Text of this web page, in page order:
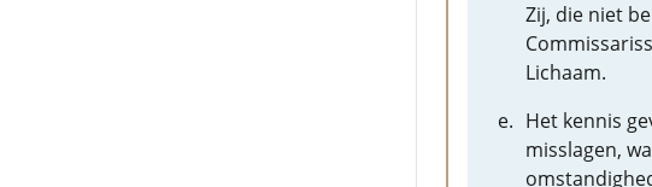
Zij, die niet
Lichaam.
Het kennis
misslagen,